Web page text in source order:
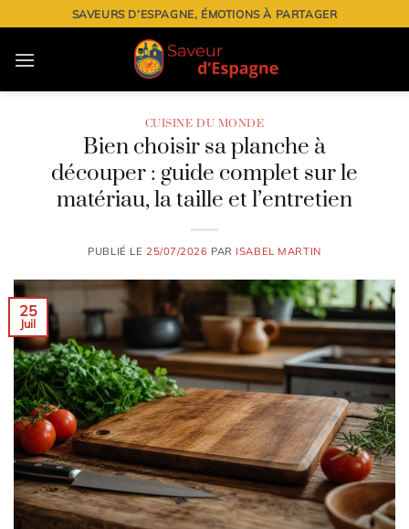
au
contenu
SAVEURS D’ESPAGNE, ÉMOTIONS À PARTAGER
CUISINE DU MONDE
Bien choisir sa planche à
découper : guide complet sur le
matériau, la taille et l’entretien
PUBLIÉ LE 25/07/2026 PAR ISABEL MARTIN
25
Juil